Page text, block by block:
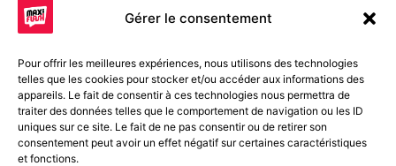
Gérer le consentement
Pour offrir les meilleures expériences, nous utilisons des technologies
telles que les cookies pour stocker et/ou accéder aux informations des
appareils. Le fait de consentir à ces technologies nous permettra de
traiter des données telles que le comportement de navigation ou les ID
uniques sur ce site. Le fait de ne pas consentir ou de retirer son
consentement peut avoir un effet négatif sur certaines caractéristiques
et fonctions.
Maxi Flash est un journal d’informations locales distribué
chaque semaine sur trois éditions : en Alsace du Nord depuis
2022, et à Colmar, Vignoble et Plaine depuis 2023.
SUIVEZ-NOUS